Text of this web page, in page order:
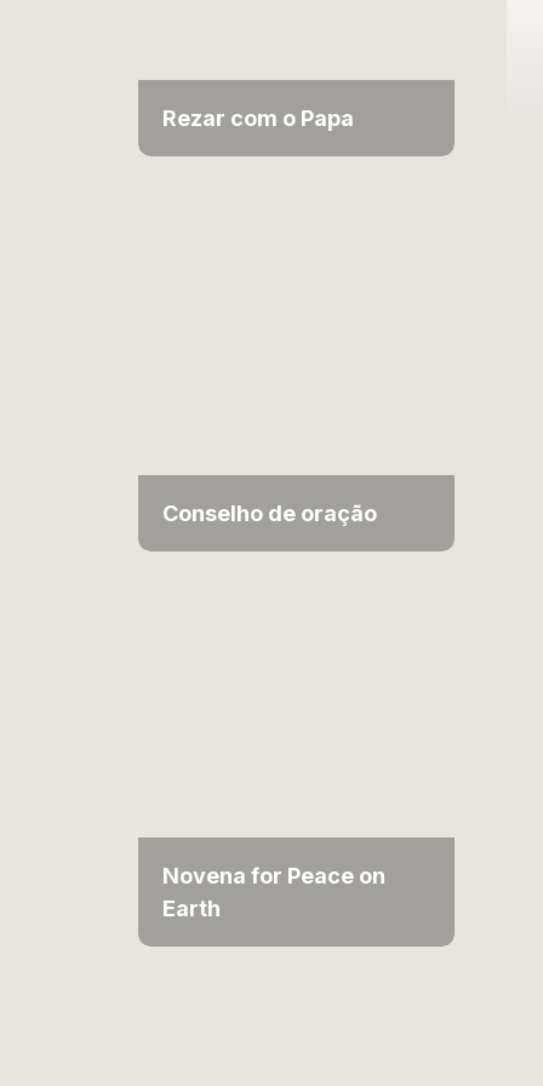
Rezar com o Papa
Conselho de oração
Novena for Peace on
Earth